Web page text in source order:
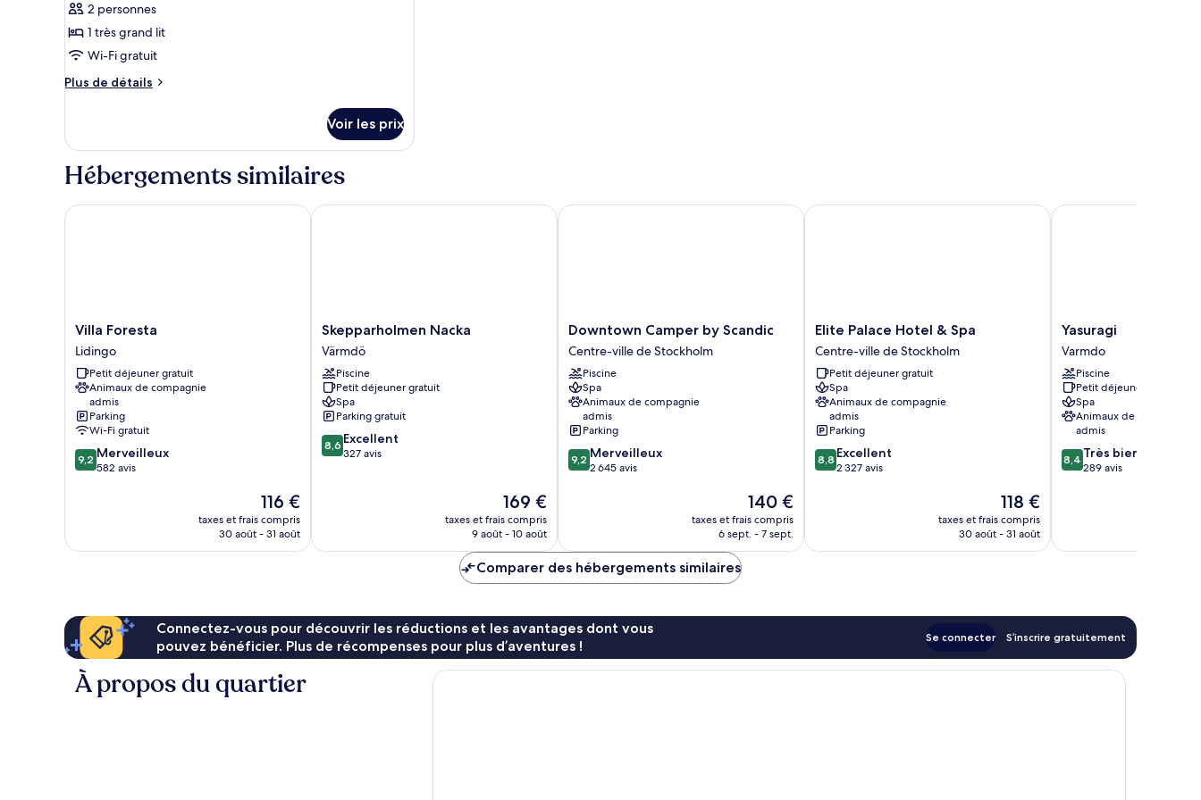
type
de
chambre :
Chambre
2 personnes
1 très grand lit
Wi-Fi gratuit
Plus de détails
Plus
le
type
de
Chambre
Voir les prix
Hébergements similaires
Villa
Foresta
Lidingo
Villa Foresta
Lidingo
Petit déjeuner gratuit
Animaux de compagnie
admis
Parking
Wi-Fi gratuit
9.2
sur
9,2 Merveilleux
582 avis
Le
nouveau
prix
116 €
taxes et frais compris
30 août - 31 août
Villa Foresta
Skepparholmen
Nacka
Värmdö
Skepparholmen Nacka
Värmdö
Piscine
Petit déjeuner gratuit
Spa
Parking gratuit
8.6
sur
8,6 Excellent
327 avis
Le
nouveau
prix
de
169 €
169 €
taxes et frais compris
9 août - 10 août
Skepparholmen Nacka
Downtown
Camper
by
Scandic
Centre-
ville
de
Stockholm
Downtown Camper by Scandic
Centre-ville de Stockholm
Piscine
Spa
Animaux de compagnie
admis
Parking
9.2
sur
9,2 Merveilleux
2 645 avis
Le
nouveau
prix
140 €
taxes et frais compris
6 sept. - 7 sept.
Downtown Camper by Scandic
Elite
Palace
Hotel
&
Spa
Centre-
ville
de
Stockholm
Elite Palace Hotel & Spa
Centre-ville de Stockholm
Petit déjeuner gratuit
Spa
Animaux de compagnie
admis
Parking
8.8
sur
8,8 Excellent
2 327 avis
Le
nouveau
prix
118 €
taxes et frais compris
30 août - 31 août
Elite Palace Hotel & Spa
Yasuragi
Varmdo
Yasuragi
Varmdo
Piscine
Petit déjeuner gratuit
Spa
Animaux de compagnie
admis
8.4
sur
8,4 Très bien
289 avis
Yasuragi
Comparer des hébergements similaires
Connectez-vous pour découvrir les réductions et les avantages dont vous
pouvez bénéficier. Plus de récompenses pour plus d’aventures !
Se connecter S’inscrire gratuitement
À propos du quartier